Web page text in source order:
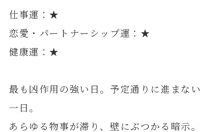
仕事運：★
恋愛・パートナーシップ運：★
健康運：★
最も凶作用の強い日。予定通りに進まない
一日。
あらゆる物事が滞り、壁にぶつかる暗示。